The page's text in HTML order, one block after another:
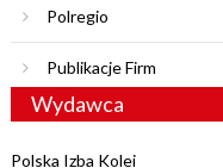
Polregio
Publikacje Firm
Wydawca
Polska Izba Kolei